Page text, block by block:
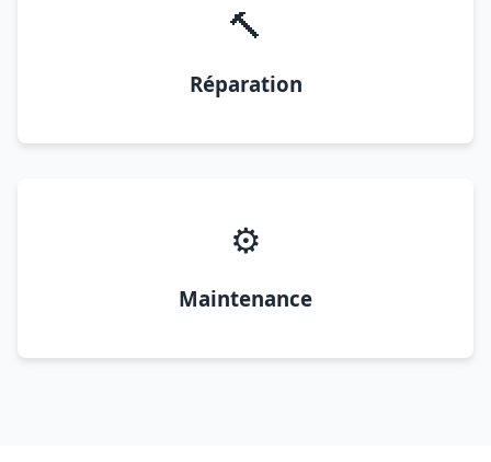
🔨
Réparation
⚙️
Maintenance